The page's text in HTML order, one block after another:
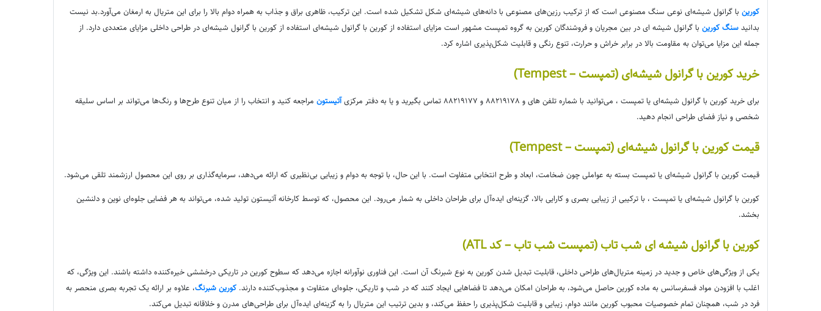
کورین با گرانول شیشه‌ای نوعی سنگ مصنوعی است که از ترکیب رزین‌های مصنوعی با دانه‌های شیشه‌ای شکل تشکیل شده است. این ترکیب، ظاهری براق و جذاب به همراه دوام بالا را برای این متریال به ارمغان می‌آورد.بد نیست
بدانید سنگ کورین با گرانول شیشه ای در بین مجریان و فروشندگان کورین به گروه تمپست مشهور است مزایای استفاده از کورین با گرانول شیشه‌ای استفاده از کورین با گرانول شیشه‌ای در طراحی داخلی مزایای متعددی دارد. از
جمله این مزایا می‌توان به مقاومت بالا در برابر خراش و حرارت، تنوع رنگی و قابلیت شکل‌پذیری اشاره کرد.
خرید کورین با گرانول شیشه‌ای (تمپست – Tempest)
برای خرید کورین با گرانول شیشه‌ای یا تمپست ، می‌توانید با شماره تلفن های و 88219178 و 88219177 تماس بگیرید و یا به دفتر مرکزی آتیستون مراجعه کنید و انتخاب را از میان تنوع طرح‌ها و رنگ‌ها می‌تواند بر اساس سلیقه
شخصی و نیاز فضای طراحی انجام دهید.
قیمت کورین با گرانول شیشه‌ای (تمپست – Tempest)
قیمت کورین با گرانول شیشه‌ای یا تمپست بسته به عواملی چون ضخامت، ابعاد و طرح انتخابی متفاوت است. با این حال، با توجه به دوام و زیبایی بی‌نظیری که ارائه می‌دهد، سرمایه‌گذاری بر روی این محصول ارزشمند تلقی می‌شود.
کورین با گرانول شیشه‌ای یا تمپست ، با ترکیبی از زیبایی بصری و کارایی بالا، گزینه‌ای ایده‌آل برای طراحان داخلی به شمار می‌رود. این محصول، که توسط کارخانه آتیستون تولید شده، می‌تواند به هر فضایی جلوه‌ای نوین و دلنشین
بخشد.
کورین با گرانول شیشه ای شب تاب (تمپست شب تاب – کد ATL)
یکی از ویژگی‌های خاص و جدید در زمینه متریال‌های طراحی داخلی، قابلیت تبدیل شدن کورین به نوع شبرنگ آن است. این فناوری نوآورانه اجازه می‌دهد که سطوح کورین در تاریکی درخششی خیره‌کننده داشته باشند. این ویژگی، که
اغلب با افزودن مواد فسفرسانس به ماده کورین حاصل می‌شود، به طراحان امکان می‌دهد تا فضاهایی ایجاد کنند که در شب و تاریکی، جلوه‌ای متفاوت و مجذوب‌کننده دارند. کورین شبرنگ، علاوه بر ارائه یک تجربه بصری منحصر به
فرد در شب، همچنان تمام خصوصیات محبوب کورین مانند دوام، زیبایی و قابلیت شکل‌پذیری را حفظ می‌کند، و بدین ترتیب این متریال را به گزینه‌ای ایده‌آل برای طراحی‌های مدرن و خلاقانه تبدیل می‌کند.